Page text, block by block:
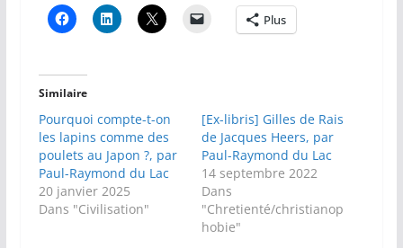
Plus
Similaire
Pourquoi compte-t-on
les lapins comme des
poulets au Japon ?, par
Paul-Raymond du Lac
20 janvier 2025
Dans "Civilisation"
[Ex-libris] Gilles de Rais
de Jacques Heers, par
Paul-Raymond du Lac
14 septembre 2022
Dans
"Chretienté/christianop
hobie"